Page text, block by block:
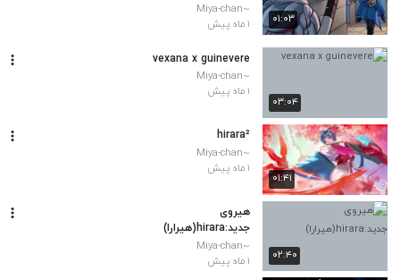
۰۱:۰۳
~Miya-chan
۱ ماه پیش
۰۳:۰۴
vexana x guinevere
~Miya-chan
۱ ماه پیش
۰۱:۴۱
hirara²
~Miya-chan
۱ ماه پیش
۰۲:۴۰
هیروی
جدید:hirara(هیرارا)
~Miya-chan
۱ ماه پیش